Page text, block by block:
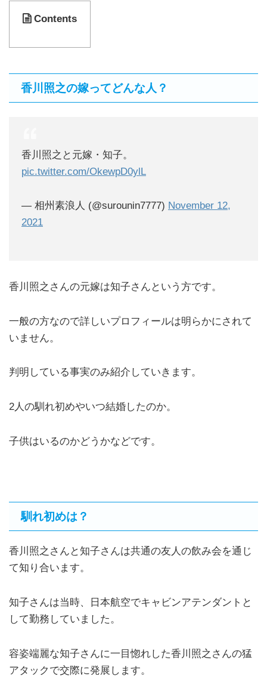
Contents
香川照之の嫁ってどんな人？
香川照之と元嫁・知子。
pic.twitter.com/OkewpD0ylL
— 相州素浪人 (@surounin7777) November 12,
2021
香川照之さんの元嫁は知子さんという方です。
一般の方なので詳しいプロフィールは明らかにされて
いません。
判明している事実のみ紹介していきます。
2人の馴れ初めやいつ結婚したのか。
子供はいるのかどうかなどです。
馴れ初めは？
香川照之さんと知子さんは共通の友人の飲み会を通じ
て知り合います。
知子さんは当時、日本航空でキャビンアテンダントと
して勤務していました。
容姿端麗な知子さんに一目惚れした香川照之さんの猛
アタックで交際に発展します。